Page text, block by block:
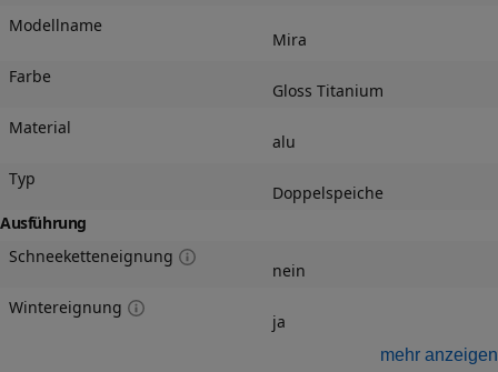
Modellname
Mira
Farbe
Gloss Titanium
Material
alu
Typ
Doppelspeiche
Ausführung
Schneeketteneignung
nein
Wintereignung
ja
mehr anzeigen